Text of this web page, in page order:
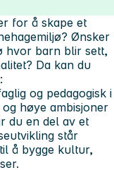
for å skape et
Ønsker
hvor barn blir sett,
Da kan du
og pedagogisk i
høye ambisjoner
du en del av et
står
å bygge kultur,